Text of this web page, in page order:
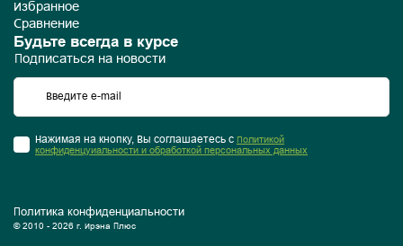
Избранное
Сравнение
Будьте всегда в курсе
Подписаться на новости
Нажимая на кнопку, Вы соглашаетесь с Политикой
конфиденцуиальности и обработкой персональных данных
Политика конфиденциальности
© 2010 - 2026 г. Ирэна Плюс